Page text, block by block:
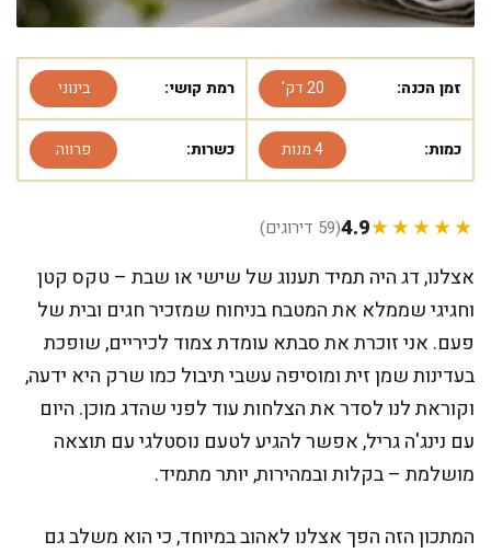
זמן הכנה: 20 דק' רמת קושי: בינוני
כמות: 4 מנות כשרות: פרווה
★★★★★
4.9(59 דירוגים)
אצלנו, דג היה תמיד תענוג של שישי או שבת – טקס קטן
וחגיגי שממלא את המטבח בניחוח שמזכיר חגים ובית של
פעם. אני זוכרת את סבתא עומדת צמוד לכיריים, שופכת
בעדינות שמן זית ומוסיפה עשבי תיבול כמו שרק היא ידעה,
וקוראת לנו לסדר את הצלחות עוד לפני שהדג מוכן. היום
עם נינג'ה גריל, אפשר להגיע לטעם נוסטלגי עם תוצאה
מושלמת – בקלות ובמהירות, יותר מתמיד.
המתכון הזה הפך אצלנו לאהוב במיוחד, כי הוא משלב גם